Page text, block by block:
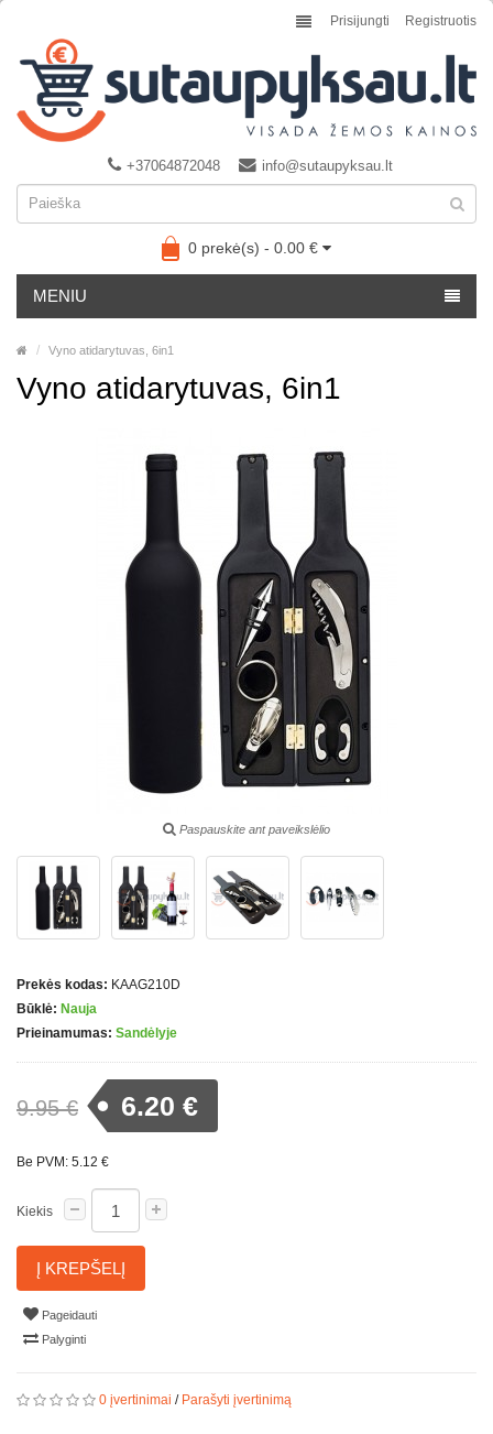
Prisijungti Registruotis
+37064872048 info@sutaupyksau.lt
0 prekė(s) - 0.00 €
MENIU
Vyno atidarytuvas, 6in1
Vyno atidarytuvas, 6in1
Paspauskite ant paveikslėlio
Prekės kodas: KAAG210D
Būklė: Nauja
Prieinamumas: Sandėlyje
9.95 € 6.20 €
Be PVM: 5.12 €
Kiekis
Į KREPŠELĮ
Pageidauti
Palyginti
0 įvertinimai / Parašyti įvertinimą